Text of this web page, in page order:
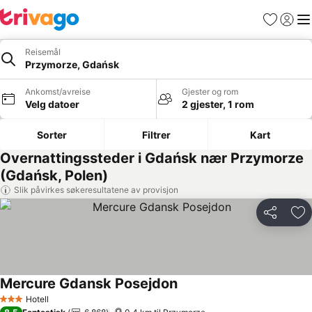
Favoritter
Logg
Reisemål
Przymorze, Gdańsk
Ankomst/avreise
Velg datoer
Gjester og rom
2 gjester, 1 rom
Sorter Filtrer Kart
Overnattingssteder i Gdańsk nær Przymorze
(Gdańsk, Polen)
Slik påvirkes søkeresultatene av provisjon
Del
3 StjernerHotell
Mercure Gdansk PosejdonSe priser